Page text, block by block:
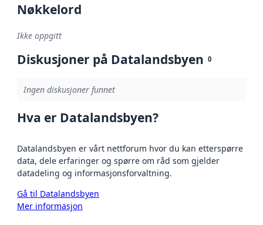
Nøkkelord
Ikke oppgitt
Diskusjoner på Datalandsbyen 0
Ingen diskusjoner funnet
Hva er Datalandsbyen?
Datalandsbyen er vårt nettforum hvor du kan etterspørre
data, dele erfaringer og spørre om råd som gjelder
datadeling og informasjonsforvaltning.
Gå til Datalandsbyen
Mer informasjon